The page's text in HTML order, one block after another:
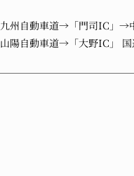
九州自動車道→「門司IC」→
山陽自動車道→「大野IC」